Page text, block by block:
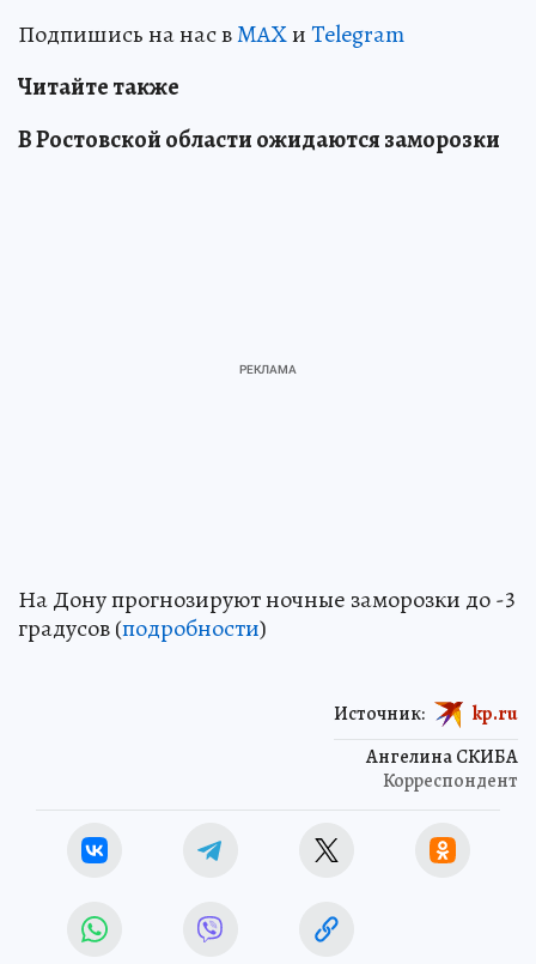
Подпишись на нас вMAXиTelegram
Читайте также
В Ростовской области ожидаются заморозки
На Дону прогнозируют ночные заморозки до -3
градусов (подробности)
Ангелина СКИБА
Корреспондент
Источник: kp.ru